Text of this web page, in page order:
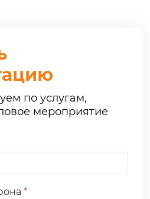
по услугам,
мероприятие
*